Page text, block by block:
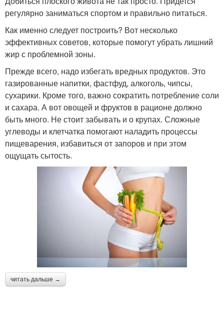
регулярно заниматься спортом и правильно питаться.
Как именно следует построить? Вот несколько
эффективных советов, которые помогут убрать лишний
жир с проблемной зоны.
Прежде всего, надо избегать вредных продуктов. Это
газированные напитки, фастфуд, алкоголь, чипсы,
сухарики. Кроме того, важно сократить потребление соли
и сахара. А вот овощей и фруктов в рационе должно
быть много. Не стоит забывать и о крупах. Сложные
углеводы и клетчатка помогают наладить процессы
пищеварения, избавиться от запоров и при этом
ощущать сытость.
читать дальше →